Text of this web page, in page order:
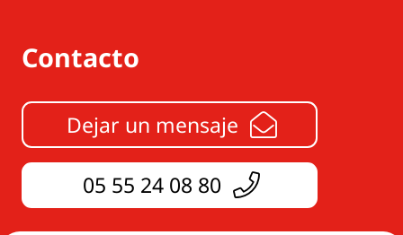
Contacto
Dejar un mensaje
05 55 24 08 80